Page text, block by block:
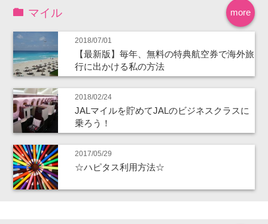
more
マイル
2018/07/01
【最新版】毎年、無料の特典航空券で海外旅
行に出かける私の方法
2018/02/24
JALマイルを貯めてJALのビジネスクラスに
乗ろう！
2017/05/29
☆ハピタス利用方法☆